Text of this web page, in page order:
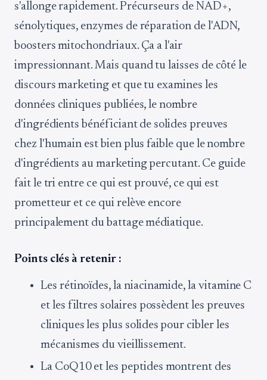
s'allonge rapidement. Précurseurs de NAD+,
sénolytiques, enzymes de réparation de l'ADN,
boosters mitochondriaux. Ça a l'air
impressionnant. Mais quand tu laisses de côté le
discours marketing et que tu examines les
données cliniques publiées, le nombre
d'ingrédients bénéficiant de solides preuves
chez l'humain est bien plus faible que le nombre
d'ingrédients au marketing percutant. Ce guide
fait le tri entre ce qui est prouvé, ce qui est
prometteur et ce qui relève encore
principalement du battage médiatique.
Points clés à retenir :
Les rétinoïdes, la niacinamide, la vitamine C
et les filtres solaires possèdent les preuves
cliniques les plus solides pour cibler les
mécanismes du vieillissement.
La CoQ10 et les peptides montrent des